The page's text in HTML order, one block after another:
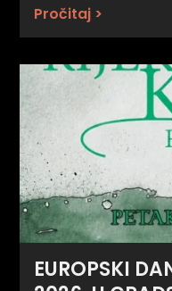
Pročitaj >
EUROPSKI